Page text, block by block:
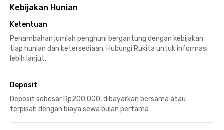
Kebijakan Hunian
Ketentuan
Penambahan jumlah penghuni bergantung dengan kebijakan
tiap hunian dan ketersediaan. Hubungi Rukita untuk informasi
lebih lanjut.
Deposit
Deposit sebesar Rp200.000, dibayarkan bersama atau
terpisah dengan biaya sewa bulan pertama